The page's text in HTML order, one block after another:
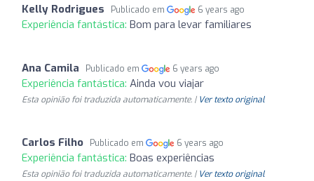
Kelly Rodrigues Publicado em 6 years ago
Experiência fantástica: Bom para levar familiares
Ana Camila Publicado em 6 years ago
Experiência fantástica: Ainda vou viajar
Esta opinião foi traduzida automaticamente. | Ver texto original
Carlos Filho Publicado em 6 years ago
Experiência fantástica: Boas experiências
Esta opinião foi traduzida automaticamente. | Ver texto original